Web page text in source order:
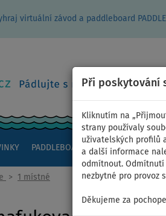
virtuální závod a paddleboard
Při poskytování
Kliknutím na
strany používaly
uživatelských profilů
a další informace
odmítnout.
nezbytné pro provoz
Děkujeme za
PADDLEBOARDY KAJAKY
> 1 místné